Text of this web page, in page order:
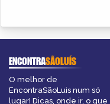
ENCONTRASÃOLUÍS
O melhor de
EncontraSãoLuis num só
lugar! Dicas, onde ir, o que